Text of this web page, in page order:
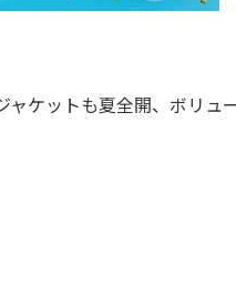
ケットも夏全開、ボリュ